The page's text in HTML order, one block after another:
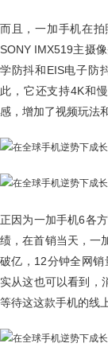
而且，一加手机在
SONY IMX519主摄
学防抖和EIS电子防
此，它还支持4K和
感，增加了视频玩法
正因为一加手机6各
绩，在首销当天，一
破亿，12分钟全网
实从这也可以看到，
等待这这款手机的线